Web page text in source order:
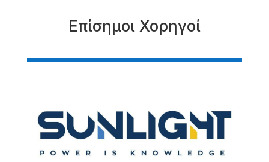
Επίσημοι Χορηγοί